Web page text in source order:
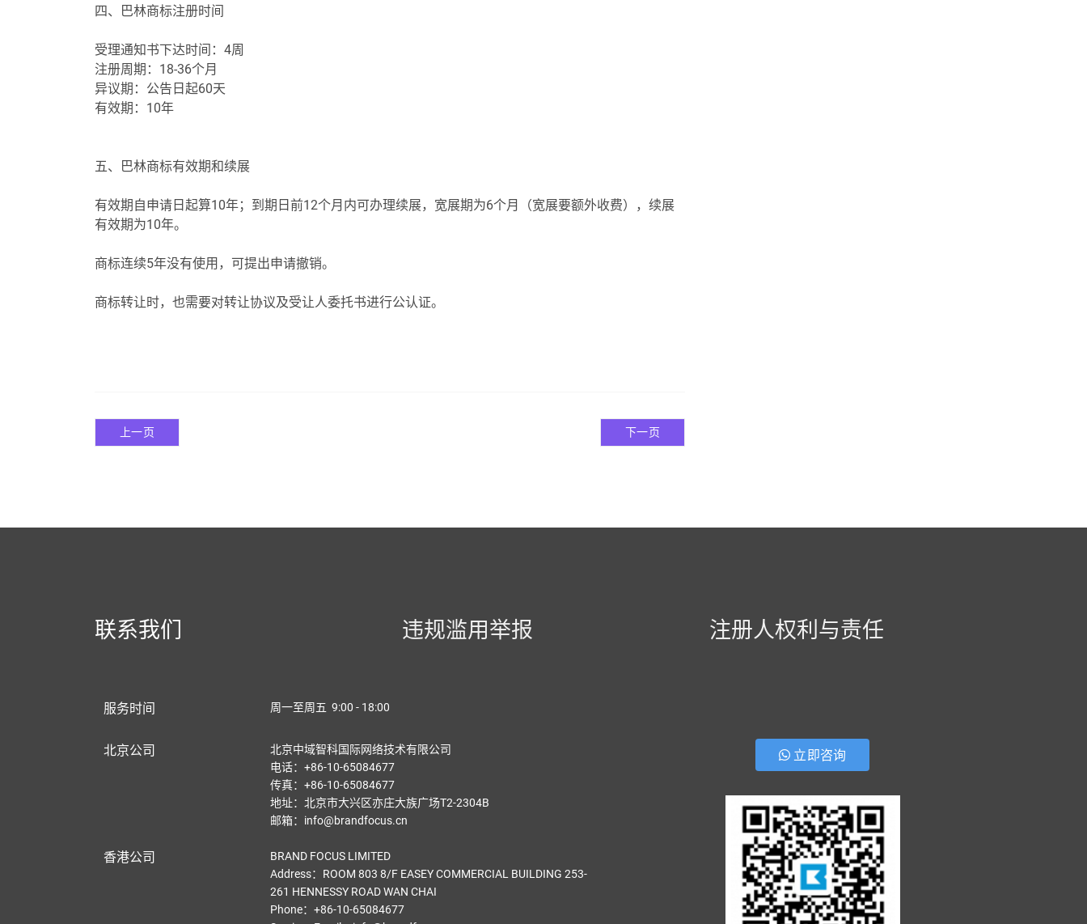
四、巴林商标注册时间
受理通知书下达时间：4周
注册周期：18-36个月
异议期：公告日起60天
有效期：10年
五、巴林商标有效期和续展
有效期自申请日起算1 0年；到期日前12个月内可办理续展，宽展期为6个月（宽展要额外收费），续展
有效期为10年。
商标连续5年没有使用，可提出申请撤销。
商标转让时，也需要对转让协议及受让人委托书进行公认证。
上一页 下一页
联系我们 违规滥用举报 注册人权利与责任
服务时间 周一至周五 9:00 - 18:00
北京公司
北京中域智科国际网络技术有限公司
电话：+86-10-65084677
传真：+86-10-65084677
地址：北京市大兴区亦庄大族广场T2-2304B
邮箱：info@brandfocus.cn
香港公司
BRAND FOCUS LIMITED
Address：ROOM 803 8/F EASEY COMMERCIAL BUILDING 253-
261 HENNESSY ROAD WAN CHAI
Phone：+86-10-65084677
立即咨询